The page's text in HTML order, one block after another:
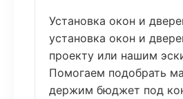
Установка окон и
установка окон и
проекту или нашим
Помогаем подобрать
держим бюджет под